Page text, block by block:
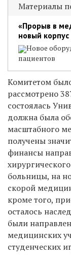
Материалы
«Прорыв в
новый
Новое
пациентов
Комитетом
рассмотрено
состоялась
должна была
масштабного
получены
финансы
больницы, на
скорой
кроме того,
осталось
были
медицинских
студенческих